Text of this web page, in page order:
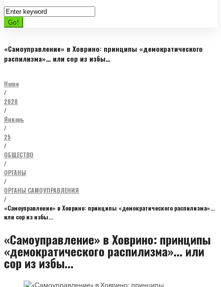
Search
for:
Go!
«Самоуправление» в Ховрино: принципы «демократического
распилизма»… или сор из избы…
Home
/
2020
/
Январь
/
25
/
ОБЩЕСТВО
/
ОРГАНЫ
/
ОРГАНЫ САМОУПРАВЛЕНИЯ
/
«Самоуправление» в Ховрино: принципы «демократического распилизма»…
или сор из избы…
«Самоуправление» в Ховрино: принципы
«демократического распилизма»... или
сор из избы...